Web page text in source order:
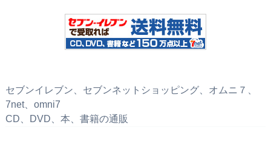
セブンイレブン、セブンネットショッピング、オムニ７、
7net、omni7
CD、DVD、本、書籍の通販